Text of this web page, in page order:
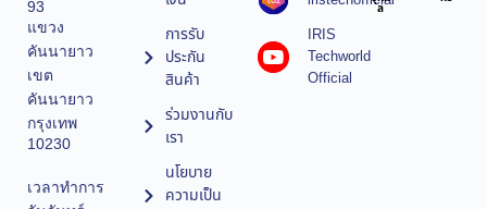
93
แขวง
คันนายาว
เขต
คันนายาว
กรุงเทพ
10230
เวลาทำการ
การรับ
ประกัน
สินค้า
ร่วมงานกับ
เรา
นโยบาย
ความเป็น
IRIS
Techworld
Official
ล